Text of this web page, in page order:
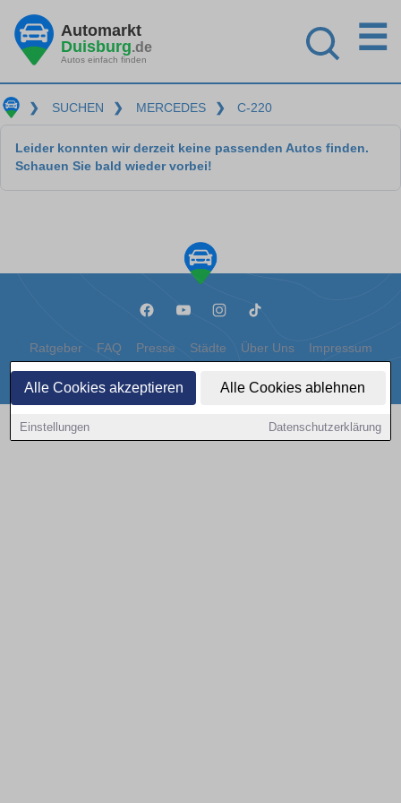
Alle Cookies akzeptieren Alle Cookies ablehnen
Einstellungen Datenschutzerklärung
Automarkt
Duisburg.de
Autos einfach finden
☰
❯ SUCHEN ❯ MERCEDES ❯ C-220
Leider konnten wir derzeit keine passenden Autos finden.
Schauen Sie bald wieder vorbei!
Ratgeber FAQ Presse Städte Über Uns Impressum
Datenschutz Cookies
Copyright © 2000 - 2026 | 1A Infosysteme GmbH | Content by: 1a-sites-autos